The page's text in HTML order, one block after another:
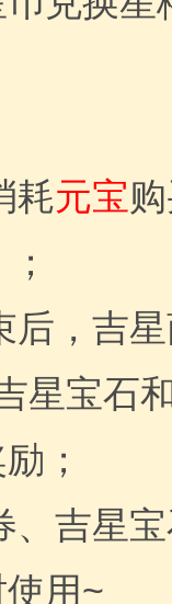
耗元宝
，吉
星宝石
；
吉星
使用~